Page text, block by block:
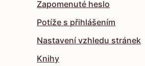
Zapomenuté heslo
Potíže s přihlášením
Nastavení vzhledu stránek
Knihy